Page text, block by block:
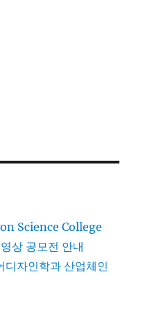
Science College
상 공모전 안내
디자인학과 산업체인